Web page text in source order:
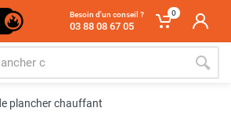
Besoin d'un conseil ?
03 88 08 67 05
0
plancher chauffant